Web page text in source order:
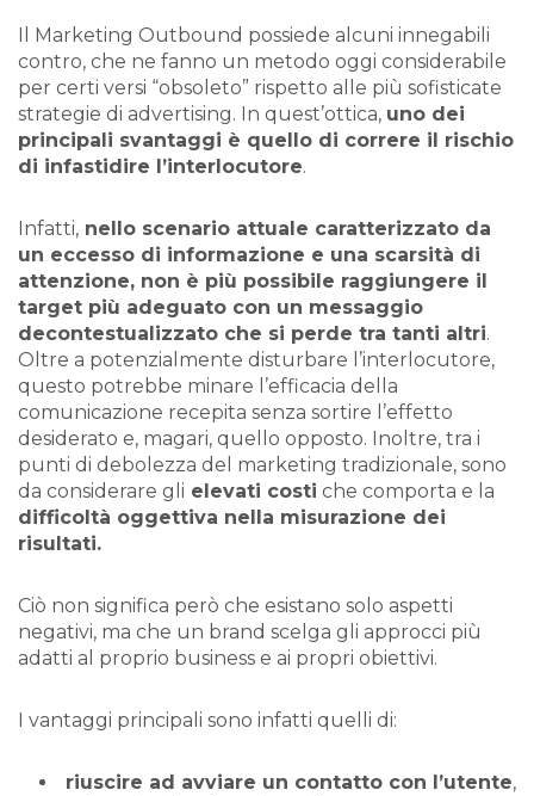
Il Marketing Outbound possiede alcuni innegabili
contro, che ne fanno un metodo oggi considerabile
per certi versi “obsoleto” rispetto alle più sofisticate
strategie di advertising. In quest’ottica, uno dei
principali svantaggi è quello di correre il rischio
di infastidire l’interlocutore.
Infatti, nello scenario attuale caratterizzato da
un eccesso di informazione e una scarsità di
attenzione, non è più possibile raggiungere il
target più adeguato con un messaggio
decontestualizzato che si perde tra tanti altri.
Oltre a potenzialmente disturbare l’interlocutore,
questo potrebbe minare l’efficacia della
comunicazione recepita senza sortire l’effetto
desiderato e, magari, quello opposto. Inoltre, tra i
punti di debolezza del marketing tradizionale, sono
da considerare gli elevati costi che comporta e la
difficoltà oggettiva nella misurazione dei
risultati.
Ciò non significa però che esistano solo aspetti
negativi, ma che un brand scelga gli approcci più
adatti al proprio business e ai propri obiettivi.
I vantaggi principali sono infatti quelli di:
riuscire ad avviare un contatto con l’utente,